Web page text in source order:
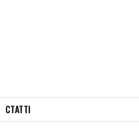
СТАТТІ